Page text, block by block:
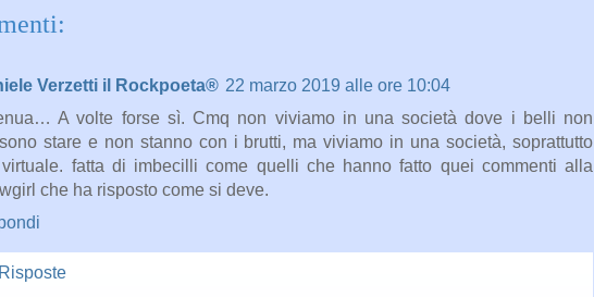
Verzetti il Rockpoeta® 22 marzo 2019 alle ore 10:04
A volte forse sì. Cmq non viviamo in una società dove i belli non
stare e non stanno con i brutti, ma viviamo in una società, soprattutto
fatta di imbecilli come quelli che hanno fatto quei commenti alla
che ha risposto come si deve.
Risposte